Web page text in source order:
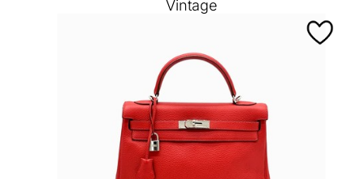
Vintage